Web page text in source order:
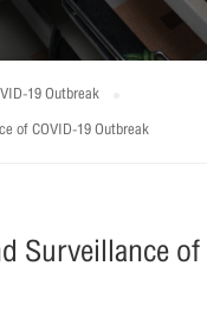
19 Outbreak
of COVID-19 Outbreak
Surveillance